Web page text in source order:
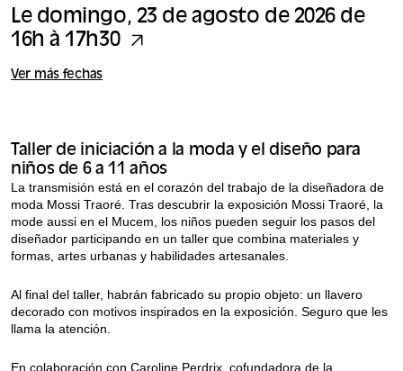
Le domingo, 23 de agosto de 2026 de
16h à 17h30
Ver más fechas
Taller de iniciación a la moda y el diseño para
niños de 6 a 11 años
La transmisión está en el corazón del trabajo de la diseñadora de
moda Mossi Traoré. Tras descubrir la exposición Mossi Traoré, la
mode aussi en el Mucem, los niños pueden seguir los pasos del
diseñador participando en un taller que combina materiales y
formas, artes urbanas y habilidades artesanales.
Al final del taller, habrán fabricado su propio objeto: un llavero
decorado con motivos inspirados en la exposición. Seguro que les
llama la atención.
En colaboración con Caroline Perdrix, cofundadora de la